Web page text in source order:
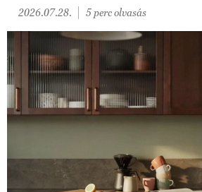
2026.07.28. 5 perc olvasás